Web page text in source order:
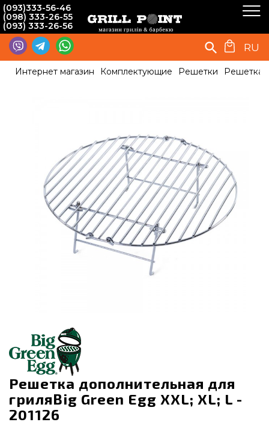
(093)333-56-46
(098) 333-26-55
(093) 333-26-56
RU
Интернет магазин Комплектующие Решетки Решетка
Решетка дополнительная для
гриляBig Green Egg XXL; XL; L -
201126